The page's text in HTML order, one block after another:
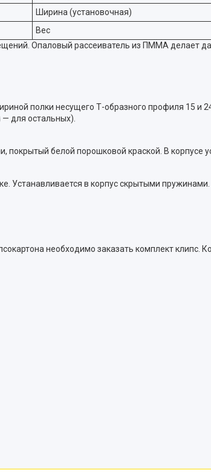
Ширина (установочная)
Вес
Опаловый рассеиватель из ПММА делает
полки несущего Т-образного профиля 15
для остальных).
покрытый белой порошковой краской. В корпусе
Устанавливается в корпус скрытыми пружинами.
необходимо заказать комплект